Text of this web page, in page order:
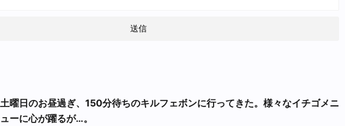
土曜日のお昼過ぎ、150分待ちのキルフェボンに行ってきた。様々なイチゴメニ
ューに心が躍るが…。